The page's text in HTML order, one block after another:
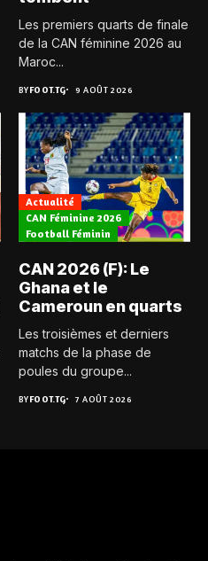
Les premiers quarts de finale
de la CAN féminine 2026 au
Maroc...
BYFOOT.TG 9 AOÛT 2026
Actualité
CAN Féminine 2026
Football Féminin
CAN 2026 (F): Le
Ghana et le
Cameroun en quarts
Les troisièmes et derniers
matchs de la phase de
poules du groupe...
BYFOOT.TG 7 AOÛT 2026